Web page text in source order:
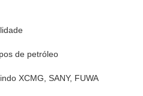
de petróleo
XCMG, SANY, FUWA